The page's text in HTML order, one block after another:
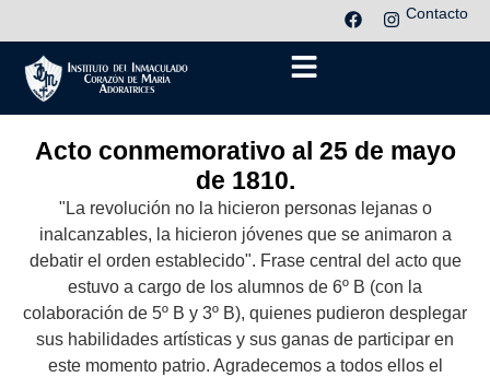
Contacto
Acto conmemorativo al 25 de mayo
de 1810.
"La revolución no la hicieron personas lejanas o
inalcanzables, la hicieron jóvenes que se animaron a
debatir el orden establecido". Frase central del acto que
estuvo a cargo de los alumnos de 6º B (con la
colaboración de 5º B y 3º B), quienes pudieron desplegar
sus habilidades artísticas y sus ganas de participar en
este momento patrio. Agradecemos a todos ellos el